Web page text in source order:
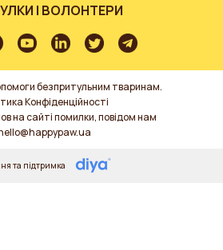
І ВОЛОНТЕРИ
безпритульним тваринам.
Конфіденційності
на сайті помилки, повідом нам
та підтримка